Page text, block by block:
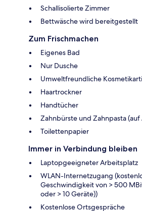
Schallisolierte Zimmer
Bettwäsche wird bereitgestellt
Zum Frischmachen
Eigenes Bad
Nur Dusche
Umweltfreundliche
Haartrockner
Handtücher
Zahnbürste und Zahnpasta
Toilettenpapier
Immer in Verbindung bleiben
Laptopgeeigneter Arbeitsplatz
WLAN-Internetzugang
Geschwindigkeit von > 500
oder > 10 Geräte))
Kostenlose Ortsgespräche